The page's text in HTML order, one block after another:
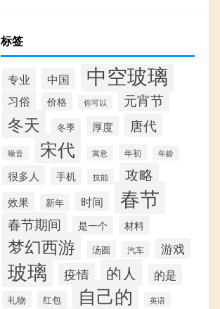
标签
专业 中国 中空玻璃
习俗 价格 你可以 元宵节
冬天 冬季 厚度 唐代
噪音 宋代 寓意 年初 年龄
很多人 手机 技能 攻略
效果 新年 时间 春节
春节期间 是一个 材料
梦幻西游 汤圆 汽车 游戏
玻璃 疫情 的人 的是
礼物 红包 自己的 英语